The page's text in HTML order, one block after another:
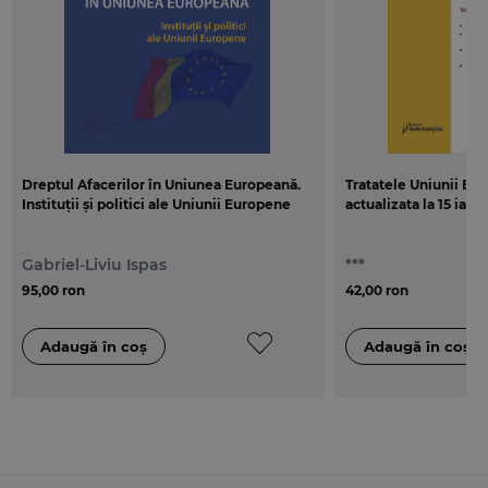
Dreptul Afacerilor în Uniunea Europeană.
Instituții și politici ale Uniunii Europene
Gabriel-Liviu Ispas
95,00 ron
Tratatele Uniunii
actualizata la 15
***
42,00 ron